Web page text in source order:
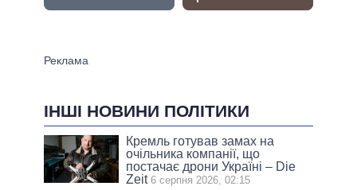
ІНШІ НОВИНИ ПОЛІТИКИ
Кремль готував замах на
очільника компанії, що
постачає дрони Україні – Die
Zeit 6 серпня 2026, 02:15